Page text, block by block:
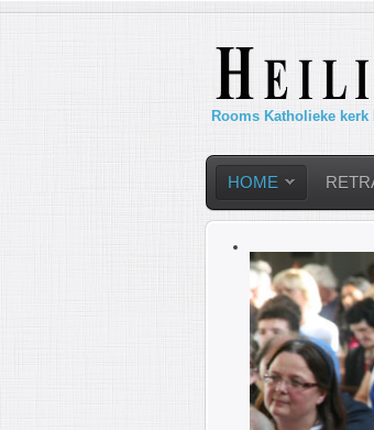
Rooms Katholieke
HOME